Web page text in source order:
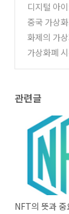
디지털 아
이트 목록
중국 가상
화제의 가
전망
(0)
가상화폐
관련글
NFT의 뜻과 중